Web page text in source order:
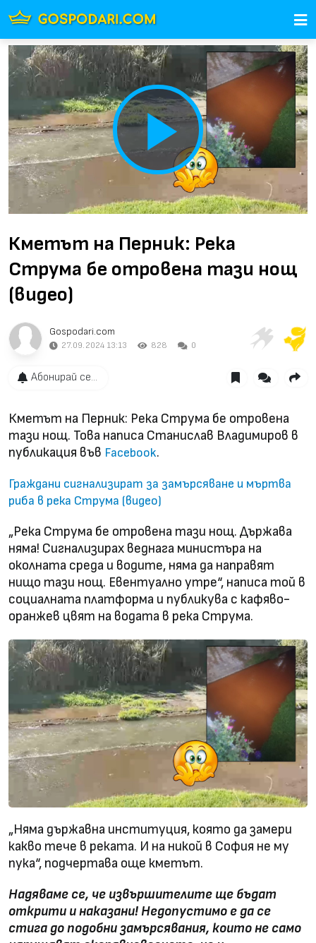
Play
Video
Кметът на Перник: Река
Струма бе отровена тази нощ
(видео)
Gospodari.com
27.09.2024 13:13 828 0
Абонирай се...
Кметът на Перник: Река Струма бе отровена
тази нощ. Това написа Станислав Владимиров в
публикация във Facebook.
Граждани сигнализират за замърсяване и мъртва
риба в река Струма (видео)
„Река Струма бе отровена тази нощ. Държава
няма! Сигнализирах веднага министъра на
околната среда и водите, няма да направят
нищо тази нощ. Евентуално утре“, написа той в
социалната платформа и публикува с кафяво-
оранжев цвят на водата в река Струма.
„Няма държавна институция, която да замери
какво тече в реката. И на никой в София не му
пука“, подчертава още кметът.
Надяваме се, че извършителите ще бъдат
открити и наказани! Недопустимо е да се
стига до подобни замърсявания, които не само